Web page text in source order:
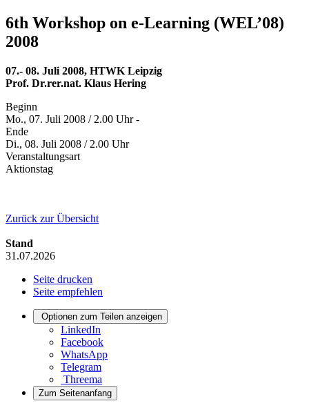
6th Workshop on e-Learning (WEL’08)
2008
07.- 08. Juli 2008, HTWK Leipzig
Prof. Dr.rer.nat. Klaus Hering
Beginn
Mo., 07. Juli 2008 / 2.00 Uhr -
Ende
Di., 08. Juli 2008 / 2.00 Uhr
Veranstaltungsart
Aktionstag
Zurück zur Übersicht
Stand
31.07.2026
Seite drucken
Seite empfehlen
Optionen zum Teilen anzeigen
LinkedIn
Facebook
WhatsApp
Telegram
Threema
Zum Seitenanfang